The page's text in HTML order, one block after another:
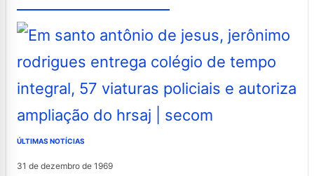
ÚLTIMAS NOTÍCIAS
31 de dezembro de 1969